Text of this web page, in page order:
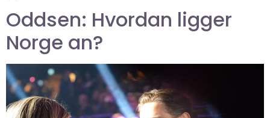
Oddsen: Hvordan ligger
Norge an?